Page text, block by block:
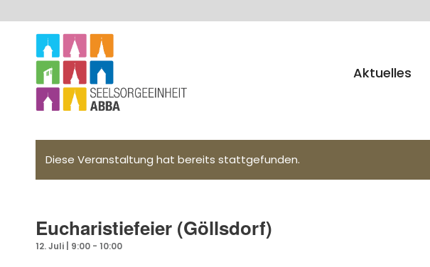
Aktuelles
Diese Veranstaltung hat bereits stattgefunden.
Eucharistiefeier (Göllsdorf)
12. Juli | 9:00 - 10:00